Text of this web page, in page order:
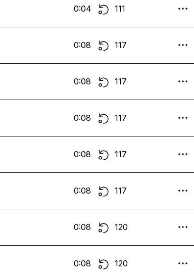
0:04 111
0:08 117
0:08 117
0:08 117
0:08 117
0:08 117
0:08 120
0:08 120